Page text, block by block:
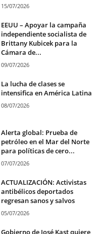
15/07/2026
EEUU – Apoyar la campaña
independiente socialista de
Brittany Kubicek para la
Cámara de...
09/07/2026
La lucha de clases se
intensifica en América Latina
08/07/2026
Alerta global: Prueba de
petróleo en el Mar del Norte
para políticas de cero...
07/07/2026
ACTUALIZACIÓN: Activistas
antibélicos deportados
regresan sanos y salvos
05/07/2026
Gobierno de José Kast quiere